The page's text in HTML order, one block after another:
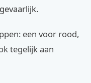
een voor rood,
tegelijk aan